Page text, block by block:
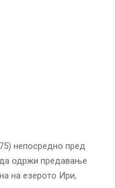
непосредно пред
да одржи предавање
на езерото Ири,